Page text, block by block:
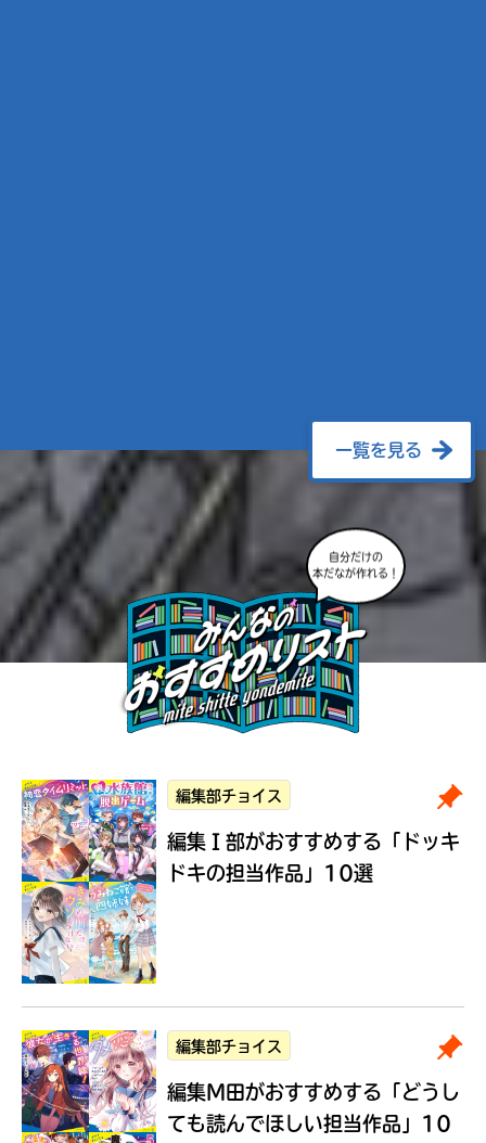
一覧を見る
自分だけの
本だなが作れる！
編集部チョイス
編集Ｉ部がおすすめする 「ドッキ
ドキの担当作品」10選
編集部チョイス
編集M田がおすすめする 「どうし
ても読んでほしい担当作品」10